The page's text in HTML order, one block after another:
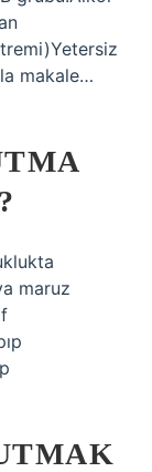
makale…
maruz